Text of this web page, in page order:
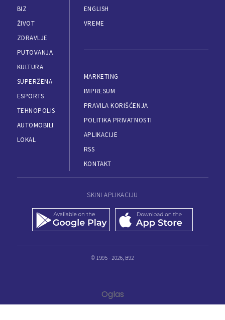
BIZ
ŽIVOT
ZDRAVLJE
PUTOVANJA
KULTURA
SUPERŽENA
ESPORTS
TEHNOPOLIS
AUTOMOBILI
LOKAL
ENGLISH
VREME
MARKETING
IMPRESUM
PRAVILA KORIŠĆENJA
POLITIKA PRIVATNOSTI
APLIKACIJE
RSS
KONTAKT
SKINI APLIKACIJU
© 1995 - 2026, B92